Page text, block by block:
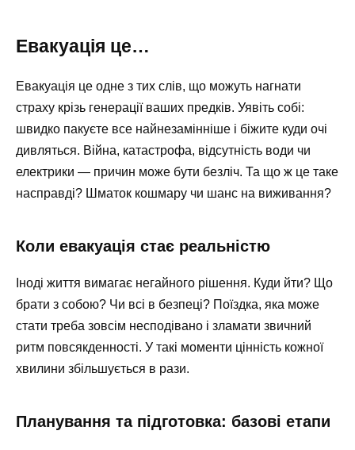
Евакуація це…
Евакуація це одне з тих слів, що можуть нагнати
страху крізь генерації ваших предків. Уявіть собі:
швидко пакуєте все найнезамінніше і біжите куди очі
дивляться. Війна, катастрофа, відсутність води чи
електрики — причин може бути безліч. Та що ж це таке
насправді? Шматок кошмару чи шанс на виживання?
Коли евакуація стає реальністю
Іноді життя вимагає негайного рішення. Куди йти? Що
брати з собою? Чи всі в безпеці? Поїздка, яка може
стати треба зовсім несподівано і зламати звичний
ритм повсякденності. У такі моменти цінність кожної
хвилини збільшується в рази.
Планування та підготовка: базові етапи